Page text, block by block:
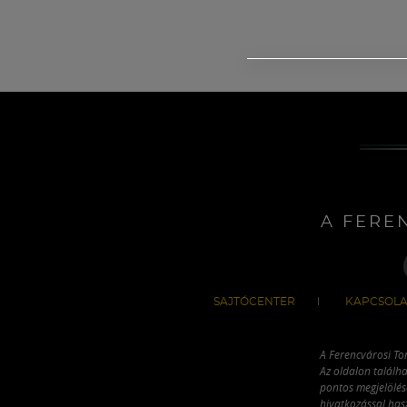
A
SAJTÓCENTER
A Ferencvárosi
Az oldalon
pontos
hivatkozással